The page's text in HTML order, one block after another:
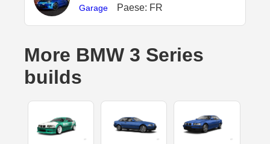
Garage Paese: FR
More BMW 3 Series
builds